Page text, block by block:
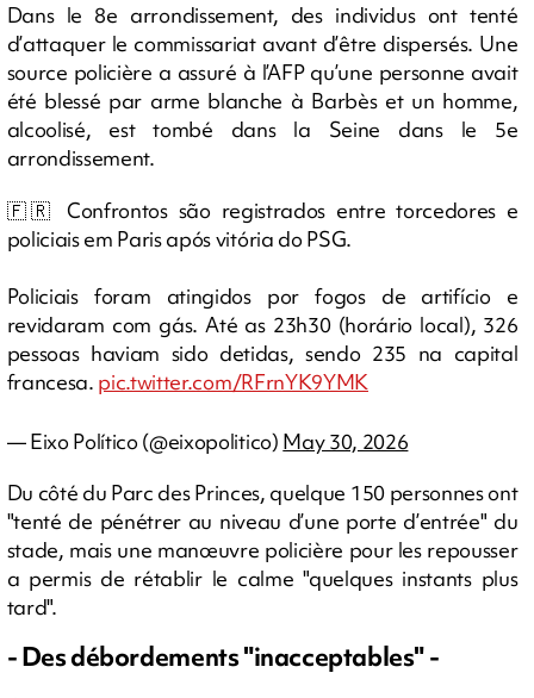
Dans le 8e arrondissement, des individus ont tenté
d’attaquer le commissariat avant d’être dispersés. Une
source policière a assuré à l’AFP qu’une personne avait
été blessé par arme blanche à Barbès et un homme,
alcoolisé, est tombé dans la Seine dans le 5e
arrondissement.
🇫🇷 Confrontos são registrados entre torcedores e
policiais em Paris após vitória do PSG.
Policiais foram atingidos por fogos de artifício e
revidaram com gás. Até as 23h30 (horário local), 326
pessoas haviam sido detidas, sendo 235 na capital
francesa. pic.twitter.com/RFrnYK9YMK
— Eixo Político (@eixopolitico) May 30, 2026
Du côté du Parc des Princes, quelque 150 personnes ont
"tenté de pénétrer au niveau d’une porte d’entrée" du
stade, mais une manœuvre policière pour les repousser
a permis de rétablir le calme "quelques instants plus
tard".
- Des débordements "inacceptables" -